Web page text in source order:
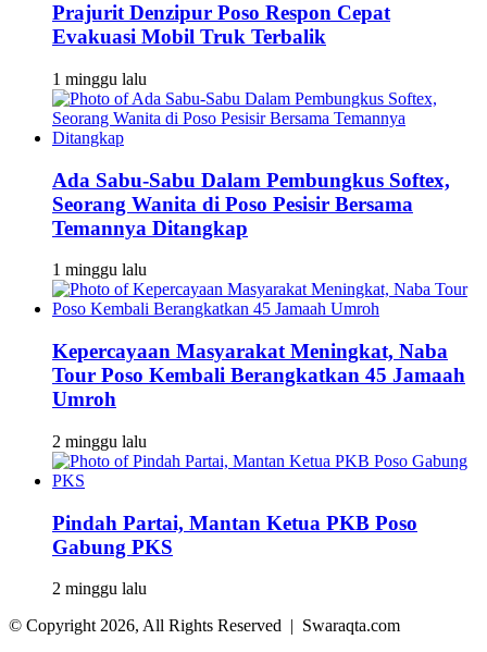
Prajurit Denzipur Poso Respon Cepat
Evakuasi Mobil Truk Terbalik
1 minggu lalu
Ada Sabu-Sabu Dalam Pembungkus Softex,
Seorang Wanita di Poso Pesisir Bersama
Temannya Ditangkap
1 minggu lalu
Kepercayaan Masyarakat Meningkat, Naba
Tour Poso Kembali Berangkatkan 45 Jamaah
Umroh
2 minggu lalu
Pindah Partai, Mantan Ketua PKB Poso
Gabung PKS
2 minggu lalu
© Copyright 2026, All Rights Reserved | Swaraqta.com